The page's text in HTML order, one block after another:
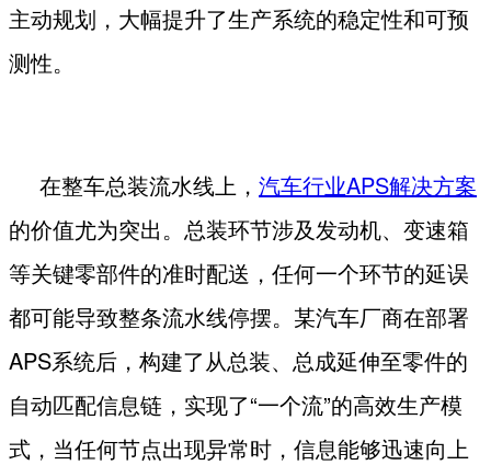
主动规划，大幅提升了生产系统的稳定性和可预
测性。
在整车总装流水线上， 汽车行业APS解决方案
的价值尤为突出。总装环节涉及发动机、变速箱
等关键零部件的准时配送，任何一个环节的延误
都可能导致整条流水线停摆。某汽车厂商在部署
APS系统后，构建了从总装、总成延伸至零件的
自动匹配信息链，实现了“一个流”的高效生产模
式，当任何节点出现异常时，信息能够迅速向上